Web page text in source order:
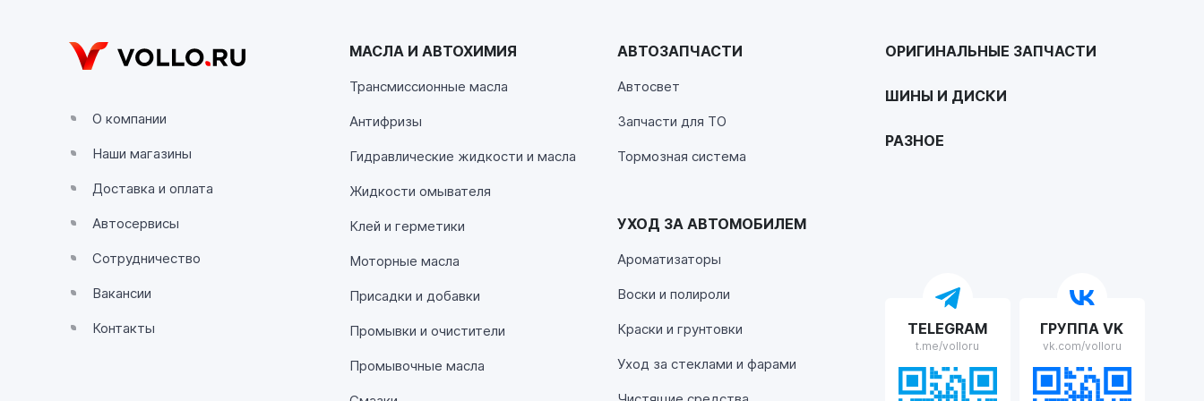
Пн-Пт с 9:00 до 19:00 Сб-Вс с 10:00 до 19:00
Пн-Пт с 9:00 до 19:00 Сб-Вс с 10:00 до 19:00
г. Рязань, улица Островского, д.109/2
г. Тверь, проспект Николая Корыткова, 17А
О компании
Наши магазины
Доставка и оплата
Автосервисы
Сотрудничество
Вакансии
Контакты
МАСЛА И АВТОХИМИЯ
Трансмиссионные масла
Антифризы
Гидравлические жидкости и масла
Жидкости омывателя
Клей и герметики
Моторные масла
Присадки и добавки
Промывки и очистители
Промывочные масла
АВТОЗАПЧАСТИ
Автосвет
Запчасти для ТО
Тормозная система
УХОД ЗА АВТОМОБИЛЕМ
Ароматизаторы
Воски и полироли
Краски и грунтовки
Уход за стеклами и фарами
ОРИГИНАЛЬНЫЕ ЗАПЧАСТИ
ШИНЫ И ДИСКИ
РАЗНОЕ
TELEGRAM
t.me/volloru
ГРУППА VK
vk.com/volloru